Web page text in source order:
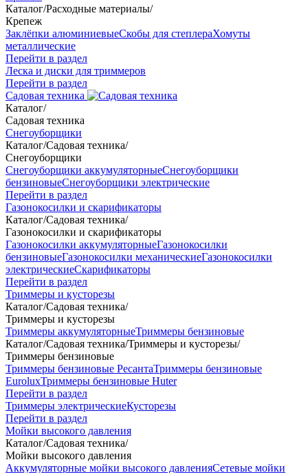
Каталог/Расходные материалы/
Крепеж
Заклёпки алюминиевыеСкобы для степлераХомуты
металлические
Перейти в раздел
Леска и диски для триммеров
Перейти в раздел
Садовая техника
Каталог/
Садовая техника
Снегоуборщики
Каталог/Садовая техника/
Снегоуборщики
Снегоуборщики аккумуляторныеСнегоуборщики
бензиновыеСнегоуборщики электрические
Перейти в раздел
Газонокосилки и скарификаторы
Каталог/Садовая техника/
Газонокосилки и скарификаторы
Газонокосилки аккумуляторныеГазонокосилки
бензиновыеГазонокосилки механическиеГазонокосилки
электрическиеСкарификаторы
Перейти в раздел
Триммеры и кусторезы
Каталог/Садовая техника/
Триммеры и кусторезы
Триммеры аккумуляторныеТриммеры бензиновые
Каталог/Садовая техника/Триммеры и кусторезы/
Триммеры бензиновые
Триммеры бензиновые РесантаТриммеры бензиновые
EuroluxТриммеры бензиновые Huter
Перейти в раздел
Триммеры электрическиеКусторезы
Перейти в раздел
Мойки высокого давления
Каталог/Садовая техника/
Мойки высокого давления
Аккумуляторные мойки высокого давленияСетевые мойки